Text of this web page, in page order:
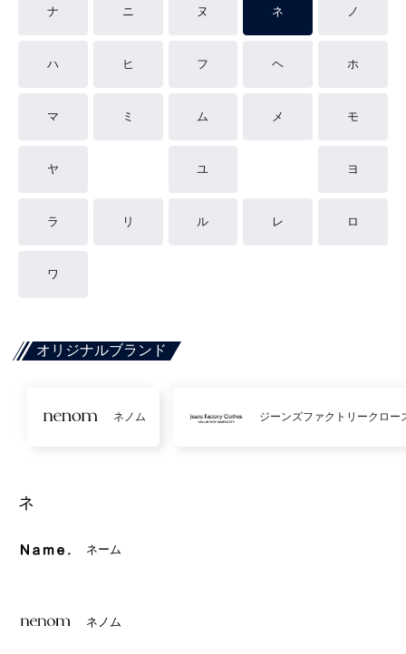
ナ ニ ヌ ネ ノ
ハ ヒ フ ヘ ホ
マ ミ ム メ モ
ヤ ユ ヨ
ラ リ ル レ ロ
ワ
オリジナルブランド
ネノム ジーンズファクトリークロー
ネ
ネーム
ネノム